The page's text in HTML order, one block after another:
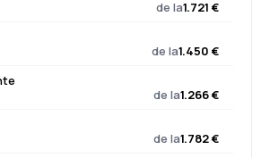
de la1.721 €
de la1.450 €
de la1.266 €
de la1.782 €